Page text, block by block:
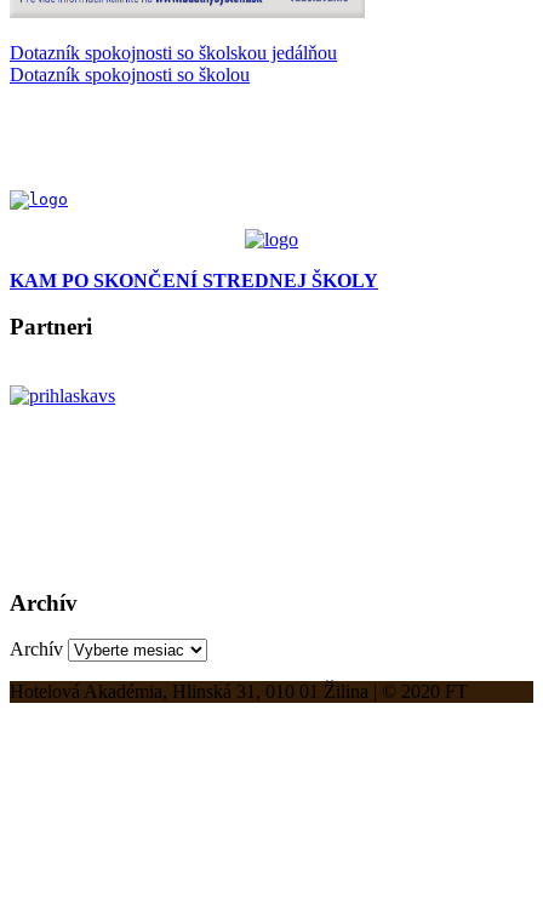
Dotazník spokojnosti so školskou jedálňou
Dotazník spokojnosti so školou
KAM PO SKONČENÍ STREDNEJ ŠKOLY
Partneri
Archív
Archív
Hotelová Akadémia, Hlinská 31, 010 01 Žilina | © 2020 FT